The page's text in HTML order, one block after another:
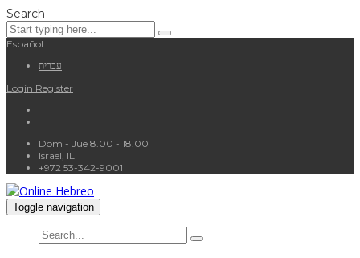
Search
Español
עברית
Login Register
Dom - Jue 8.00 - 18.00
Israel, IL
+972 53-342-9001
Toggle navigation